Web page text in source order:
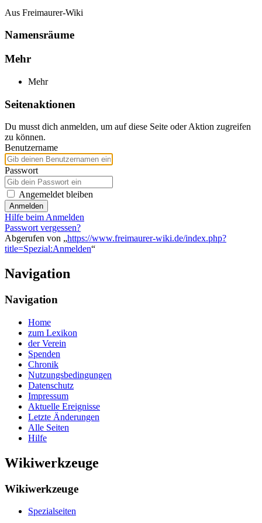
Aus Freimaurer-Wiki
Namensräume
Mehr
Mehr
Seitenaktionen
Du musst dich anmelden, um auf diese Seite oder Aktion zugreifen
zu können.
Benutzername
Passwort
Angemeldet bleiben
Anmelden
Hilfe beim Anmelden
Passwort vergessen?
Abgerufen von „https://www.freimaurer-wiki.de/index.php?
title=Spezial:Anmelden“
Navigation
Navigation
Home
zum Lexikon
der Verein
Spenden
Chronik
Nutzungsbedingungen
Datenschutz
Impressum
Aktuelle Ereignisse
Letzte Änderungen
Alle Seiten
Hilfe
Wikiwerkzeuge
Wikiwerkzeuge
Spezialseiten